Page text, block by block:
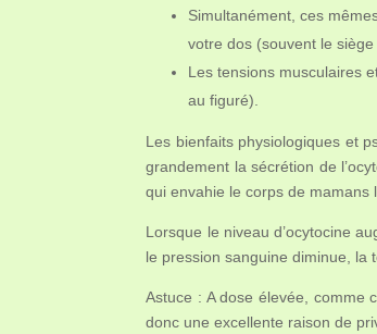
Simultanément, ces
votre dos (souvent le
Les tensions musculaires
au figuré).
Les bienfaits physiologiques et
grandement la sécrétion de
qui envahie le corps de mamans
Lorsque le niveau d’ocytocine
le pression sanguine diminue, la
Astuce : A dose élevée, comme
donc une excellente raison de